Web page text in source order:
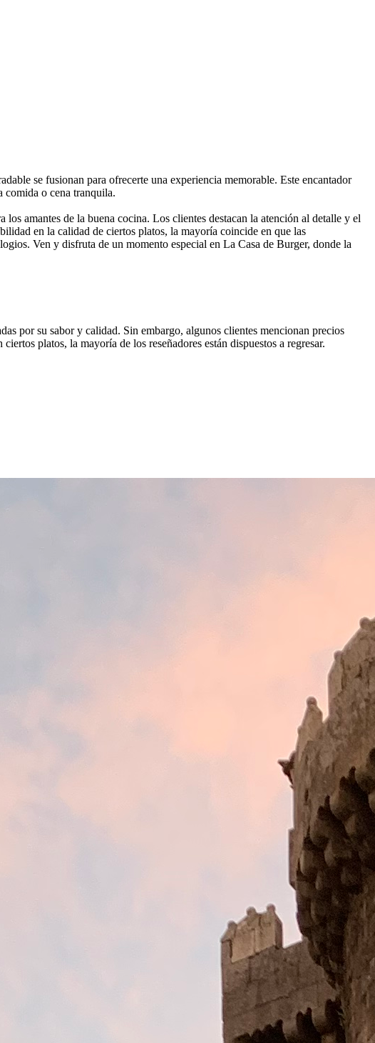
se fusionan para ofrecerte una experiencia memorable. Este encantador
comida o cena tranquila.
amantes de la buena cocina. Los clientes destacan la atención al detalle y el
en la calidad de ciertos platos, la mayoría coincide en que las
Ven y disfruta de un momento especial en La Casa de Burger, donde la
por su sabor y calidad. Sin embargo, algunos clientes mencionan precios
platos, la mayoría de los reseñadores están dispuestos a regresar.